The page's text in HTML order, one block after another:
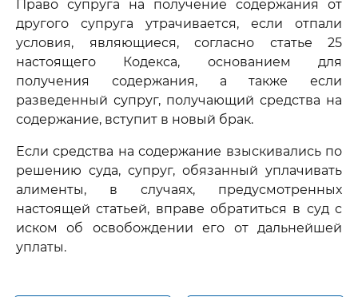
Право супруга на получение содержания от
другого супруга утрачивается, если отпали
условия, являющиеся, согласно статье 25
настоящего Кодекса, основанием для
получения содержания, а также если
разведенный супруг, получающий средства на
содержание, вступит в новый брак.
Если средства на содержание взыскивались по
решению суда, супруг, обязанный уплачивать
алименты, в случаях, предусмотренных
настоящей статьей, вправе обратиться в суд с
иском об освобождении его от дальнейшей
уплаты.